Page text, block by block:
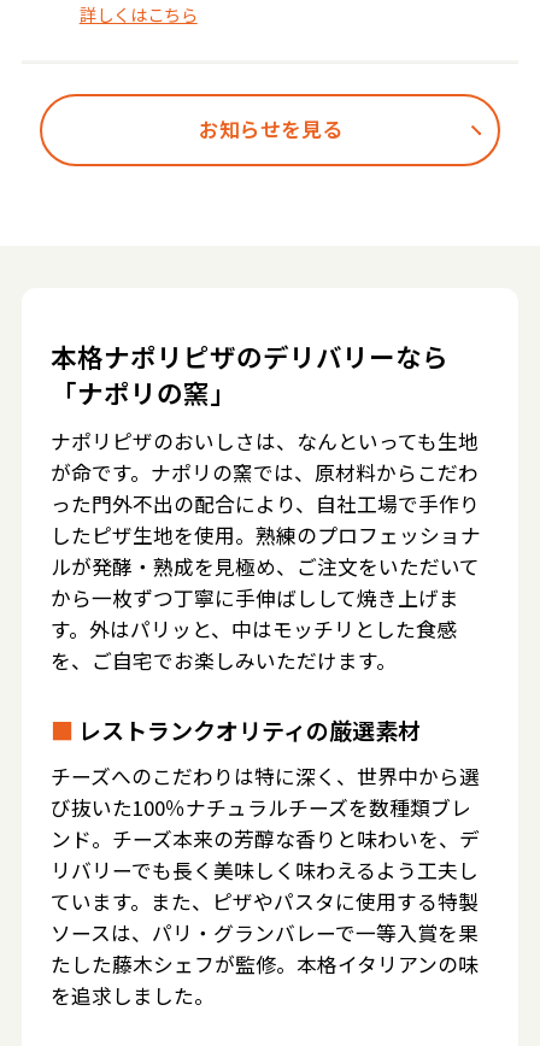
詳しくはこちら
お知らせを見る
本格ナポリピザのデリバリーなら
「ナポリの窯」
ナポリピザのおいしさは、なんといっても生地
が命です。ナポリの窯では、原材料からこだわ
った門外不出の配合により、自社工場で手作り
したピザ生地を使用。熟練のプロフェッショナ
ルが発酵・熟成を見極め、ご注文をいただいて
から一枚ずつ丁寧に手伸ばしして焼き上げま
す。外はパリッと、中はモッチリとした食感
を、ご自宅でお楽しみいただけます。
■ レストランクオリティの厳選素材
チーズへのこだわりは特に深く、世界中から選
び抜いた100％ナチュラルチーズを数種類ブレ
ンド。チーズ本来の芳醇な香りと味わいを、デ
リバリーでも長く美味しく味わえるよう工夫し
ています。また、ピザやパスタに使用する特製
ソースは、パリ・グランバレーで一等入賞を果
たした藤木シェフが監修。本格イタリアンの味
を追求しました。